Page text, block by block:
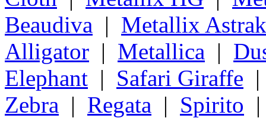
Beaudiva | Metallix
Alligator | Metallica |
Elephant | Safari Giraffe
Zebra | Regata | Spirito